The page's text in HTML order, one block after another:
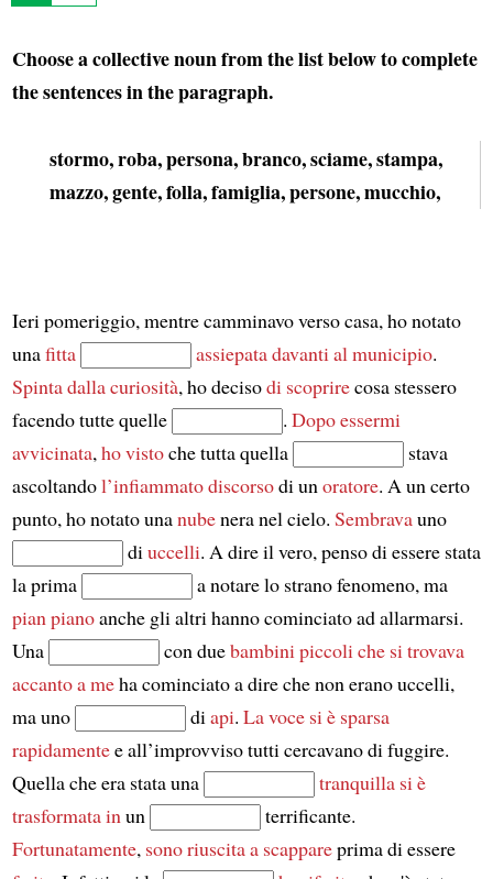
Choose a collective noun from the list below to complete
the sentences in the paragraph.
stormo, roba, persona, branco, sciame, stampa,
mazzo, gente, folla, famiglia, persone, mucchio,
Ieri pomeriggio, mentre camminavo verso casa, ho notato
unafitta assiepatadavanti al municipio.
Spinta dalla curiosità, ho decisodi scoprirecosa stessero
facendo tutte quelle
. Dopo essermi
avvicinata, ho vistoche tutta quella
stava
ascoltandol’infiammato discorsodi un oratore. A un certo
punto, ho notato unanubenera nel cielo. Sembravauno
di uccelli. A dire il vero, penso di essere stata
la prima
a notare lo strano fenomeno, ma
pian pianoanche gli altri hanno cominciato ad allarmarsi.
Una
con duebambini piccoli che si trovava
accanto a meha cominciato a dire che non erano uccelli,
ma uno
di api. La voce si è sparsa
rapidamentee all’improvviso tutti cercavano di fuggire.
Quella che era stata una
tranquilla si è
trasformata in un
terrificante.
Fortunatamente, sono riuscita a scappareprima di essere